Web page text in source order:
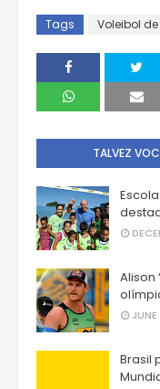
Tags Voleibol de
TALVEZ
Alison
Brasil